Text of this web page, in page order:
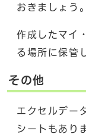
おきましょう。
作成したマイ
る場所に保管
その他
エクセルデー
シートもあり